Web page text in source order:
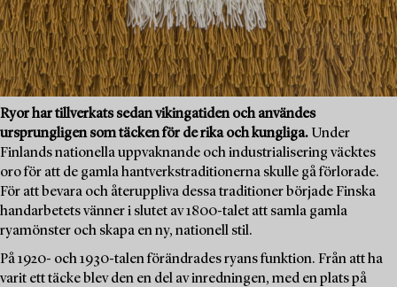
Ryor har tillverkats sedan vikingatiden och användes
ursprungligen som täcken för de rika och kungliga. Under
Finlands nationella uppvaknande och industrialisering väcktes
oro för att de gamla hantverkstraditionerna skulle gå förlorade.
För att bevara och återuppliva dessa traditioner började Finska
handarbetets vänner i slutet av 1800-talet att samla gamla
ryamönster och skapa en ny, nationell stil.
På 1920- och 1930-talen förändrades ryans funktion. Från att ha
varit ett täcke blev den en del av inredningen, med en plats på